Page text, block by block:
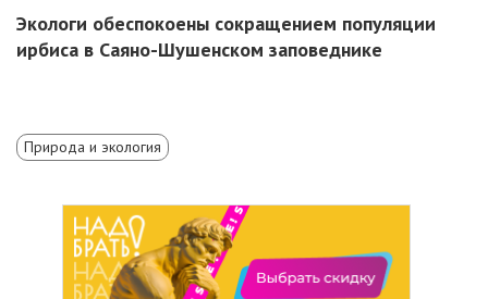
Экологи обеспокоены сокращением популяции
ирбиса в Саяно-Шушенском заповеднике
Природа и экология